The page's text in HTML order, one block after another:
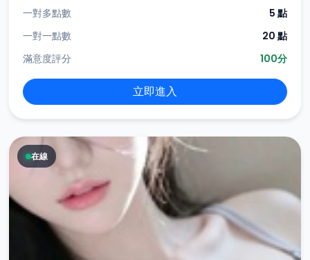
一對多點數
5 點
一對一點數
20 點
滿意度評分
100分
立即進入
在線